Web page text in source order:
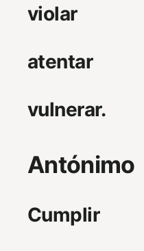
violar
atentar
vulnerar.
Antónimo
Cumplir